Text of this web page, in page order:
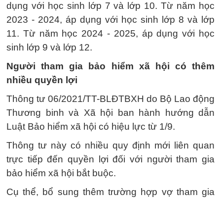
dụng với học sinh lớp 7 và lớp 10. Từ năm học
2023 - 2024, áp dụng với học sinh lớp 8 và lớp
11. Từ năm học 2024 - 2025, áp dụng với học
sinh lớp 9 và lớp 12.
Người tham gia bảo hiểm xã hội có thêm
nhiều quyền lợi
Thông tư 06/2021/TT-BLĐTBXH do Bộ Lao động
Thương binh và Xã hội ban hành hướng dẫn
Luật Bảo hiểm xã hội có hiệu lực từ 1/9.
Thông tư này có nhiều quy định mới liên quan
trực tiếp đến quyền lợi đối với người tham gia
bảo hiểm xã hội bắt buộc.
Cụ thể, bổ sung thêm trường hợp vợ tham gia